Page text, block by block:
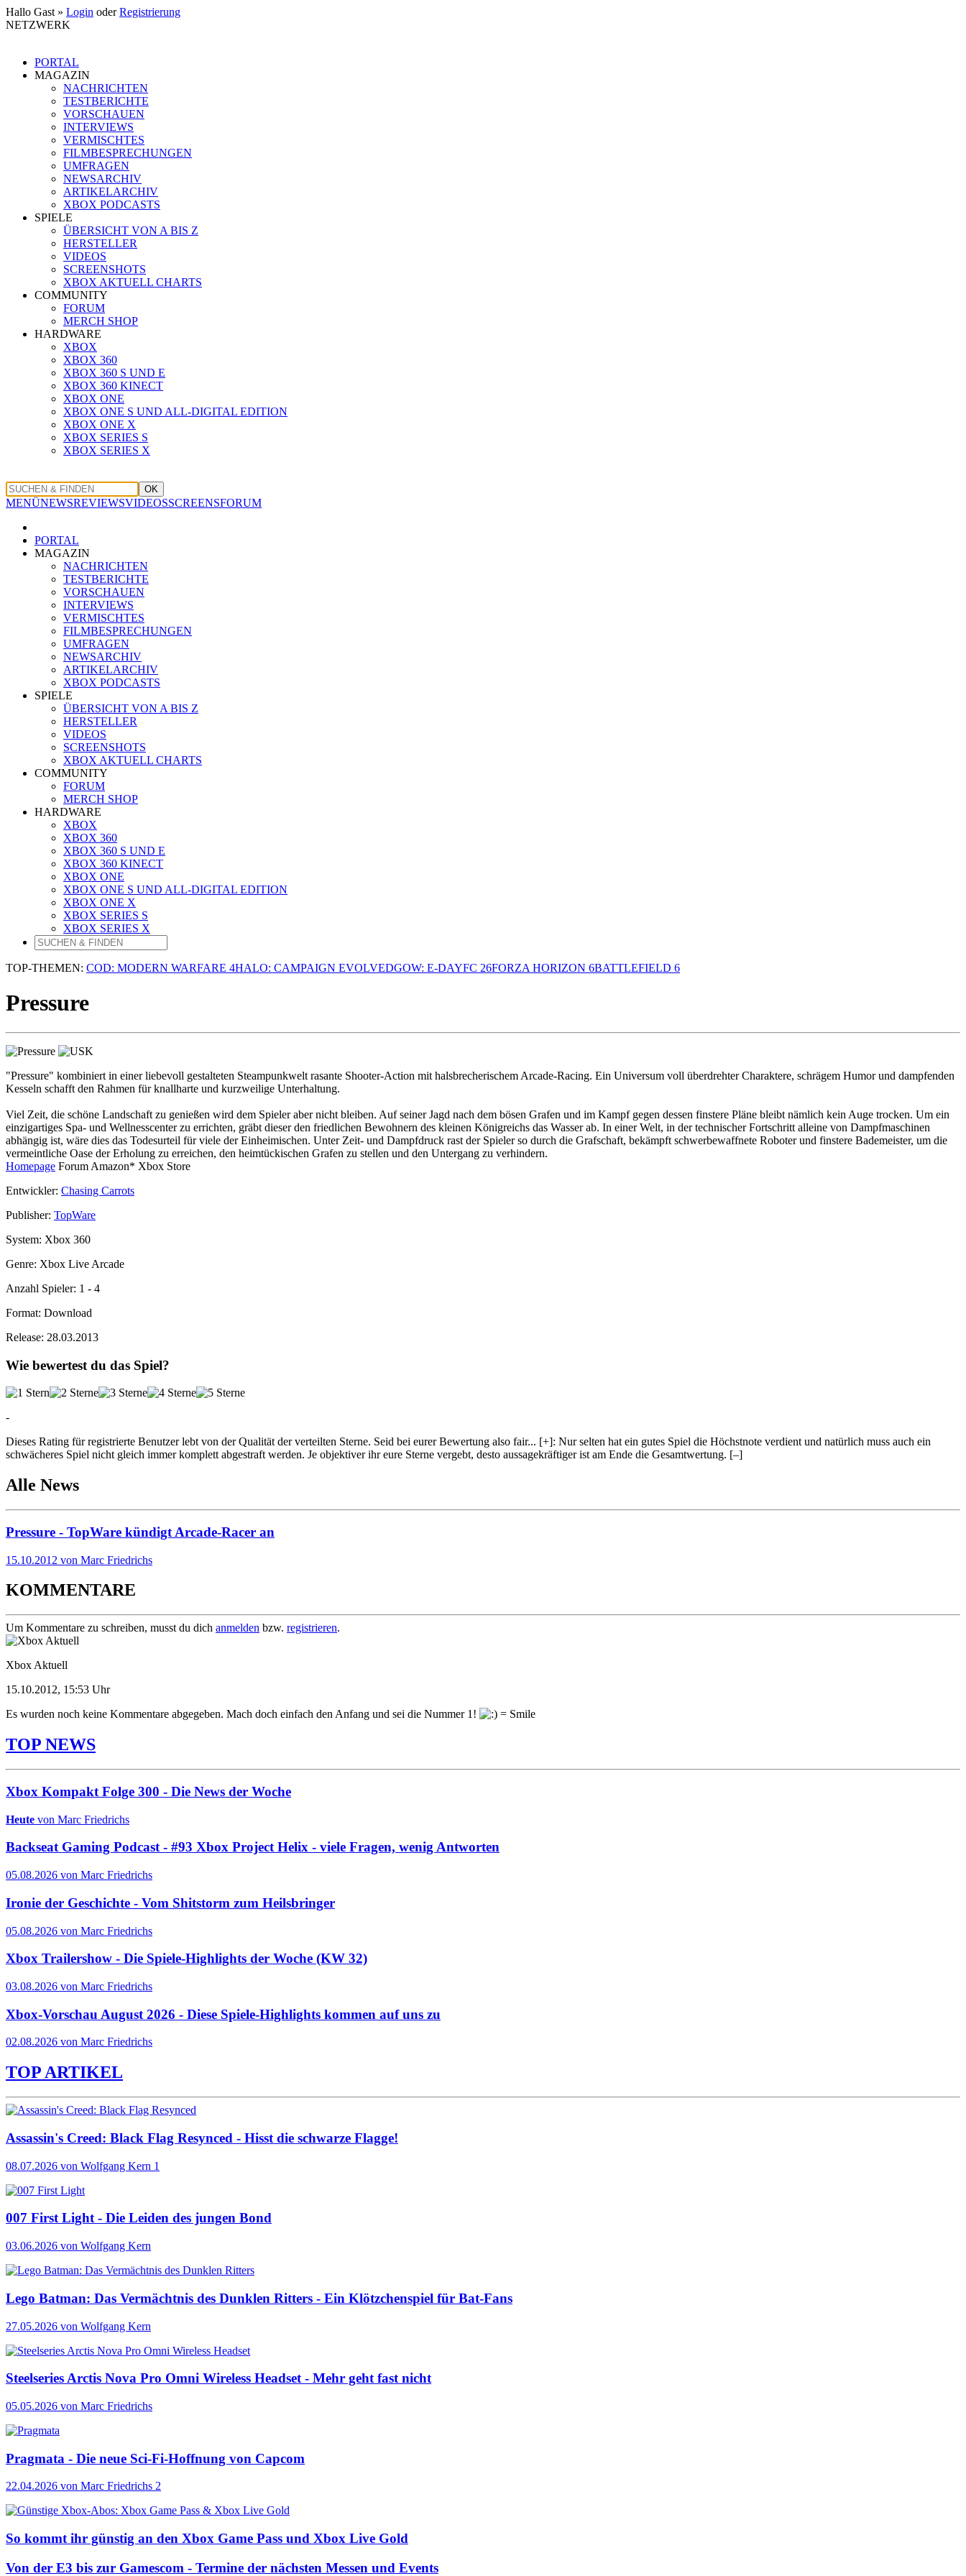
Hallo Gast » Login oderRegistrierung
NETZWERK
PORTAL
MAGAZIN
NACHRICHTEN
TESTBERICHTE
VORSCHAUEN
INTERVIEWS
VERMISCHTES
FILMBESPRECHUNGEN
UMFRAGEN
NEWSARCHIV
ARTIKELARCHIV
XBOX PODCASTS
SPIELE
ÜBERSICHT VON A BIS Z
HERSTELLER
VIDEOS
SCREENSHOTS
XBOX AKTUELL CHARTS
COMMUNITY
FORUM
MERCH SHOP
HARDWARE
XBOX
XBOX 360
XBOX 360 S UND E
XBOX 360 KINECT
XBOX ONE
XBOX ONE S UND ALL-DIGITAL EDITION
XBOX ONE X
XBOX SERIES S
XBOX SERIES X
OK
MENÜNEWSREVIEWSVIDEOSSCREENSFORUM
PORTAL
MAGAZIN
NACHRICHTEN
TESTBERICHTE
VORSCHAUEN
INTERVIEWS
VERMISCHTES
FILMBESPRECHUNGEN
UMFRAGEN
NEWSARCHIV
ARTIKELARCHIV
XBOX PODCASTS
SPIELE
ÜBERSICHT VON A BIS Z
HERSTELLER
VIDEOS
SCREENSHOTS
XBOX AKTUELL CHARTS
COMMUNITY
FORUM
MERCH SHOP
HARDWARE
XBOX
XBOX 360
XBOX 360 S UND E
XBOX 360 KINECT
XBOX ONE
XBOX ONE S UND ALL-DIGITAL EDITION
XBOX ONE X
XBOX SERIES S
XBOX SERIES X
TOP-THEMEN: COD: MODERN WARFARE 4HALO: CAMPAIGN EVOLVEDGOW: E-DAYFC 26FORZA HORIZON 6BATTLEFIELD 6
Pressure
"Pressure" kombiniert in einer liebevoll gestalteten Steampunkwelt rasante Shooter-Action mit halsbrecherischem Arcade-Racing. Ein Universum voll überdrehter Charaktere, schrägem Humor und dampfenden
Kesseln schafft den Rahmen für knallharte und kurzweilige Unterhaltung.
Viel Zeit, die schöne Landschaft zu genießen wird dem Spieler aber nicht bleiben. Auf seiner Jagd nach dem bösen Grafen und im Kampf gegen dessen finstere Pläne bleibt nämlich kein Auge trocken. Um ein
einzigartiges Spa- und Wellnesscenter zu errichten, gräbt dieser den friedlichen Bewohnern des kleinen Königreichs das Wasser ab. In einer Welt, in der technischer Fortschritt alleine von Dampfmaschinen
abhängig ist, wäre dies das Todesurteil für viele der Einheimischen. Unter Zeit- und Dampfdruck rast der Spieler so durch die Grafschaft, bekämpft schwerbewaffnete Roboter und finstere Bademeister, um die
vermeintliche Oase der Erholung zu erreichen, den heimtückischen Grafen zu stellen und den Untergang zu verhindern.
Homepage Forum Amazon* Xbox Store
Entwickler: Chasing Carrots
Publisher: TopWare
System: Xbox 360
Genre: Xbox Live Arcade
Anzahl Spieler: 1 - 4
Format: Download
Release: 28.03.2013
Wie bewertest du das Spiel?
-
Dieses Rating für registrierte Benutzer lebt von der Qualität der verteilten Sterne. Seid bei eurer Bewertung also fair... [+]: Nur selten hat ein gutes Spiel die Höchstnote verdient und natürlich muss auch ein
schwächeres Spiel nicht gleich immer komplett abgestraft werden. Je objektiver ihr eure Sterne vergebt, desto aussagekräftiger ist am Ende die Gesamtwertung. [–]
Alle News
Pressure - TopWare kündigt Arcade-Racer an
15.10.2012 von Marc Friedrichs
KOMMENTARE
Um Kommentare zu schreiben, musst du dich anmelden bzw. registrieren.
Xbox Aktuell
15.10.2012, 15:53 Uhr
Es wurden noch keine Kommentare abgegeben. Mach doch einfach den Anfang und sei die Nummer 1!
TOP NEWS
Xbox Kompakt Folge 300 - Die News der Woche
Heute von Marc Friedrichs
Backseat Gaming Podcast - #93 Xbox Project Helix - viele Fragen, wenig Antworten
05.08.2026 von Marc Friedrichs
Ironie der Geschichte - Vom Shitstorm zum Heilsbringer
05.08.2026 von Marc Friedrichs
Xbox Trailershow - Die Spiele-Highlights der Woche (KW 32)
03.08.2026 von Marc Friedrichs
Xbox-Vorschau August 2026 - Diese Spiele-Highlights kommen auf uns zu
02.08.2026 von Marc Friedrichs
TOP ARTIKEL
Assassin's Creed: Black Flag Resynced - Hisst die schwarze Flagge!
08.07.2026 von Wolfgang Kern 1
007 First Light - Die Leiden des jungen Bond
03.06.2026 von Wolfgang Kern
Lego Batman: Das Vermächtnis des Dunklen Ritters - Ein Klötzchenspiel für Bat-Fans
27.05.2026 von Wolfgang Kern
Steelseries Arctis Nova Pro Omni Wireless Headset - Mehr geht fast nicht
05.05.2026 von Marc Friedrichs
Pragmata - Die neue Sci-Fi-Hoffnung von Capcom
22.04.2026 von Marc Friedrichs 2
So kommt ihr günstig an den Xbox Game Pass und Xbox Live Gold
Von der E3 bis zur Gamescom - Termine der nächsten Messen und Events